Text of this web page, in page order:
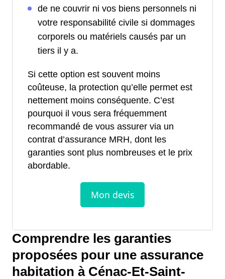
de ne couvrir ni vos biens personnels ni
votre responsabilité civile si dommages
corporels ou matériels causés par un
tiers il y a.
Si cette option est souvent moins
coûteuse, la protection qu’elle permet est
nettement moins conséquente. C’est
pourquoi il vous sera fréquemment
recommandé de vous assurer via un
contrat d’assurance MRH, dont les
garanties sont plus nombreuses et le prix
abordable.
Comprendre les garanties
proposées pour une assurance
habitation à Cénac-Et-Saint-